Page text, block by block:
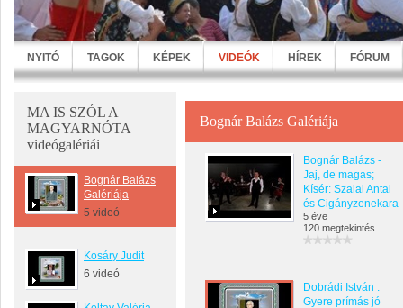
NYITÓ TAGOK KÉPEK VIDEÓK HÍREK FÓRUM
MA IS SZÓL A
MAGYARNÓTA
videógalériái
Bognár Balázs
Galériája
5 videó
Kosáry Judit
6 videó
Bognár Balázs Galériája
Bognár Balázs -
Jaj, de magas;
Kísér: Szalai Antal
és Cigányzenekara
5 éve
120 megtekintés
Dobrádi István :
Gyere prímás jó